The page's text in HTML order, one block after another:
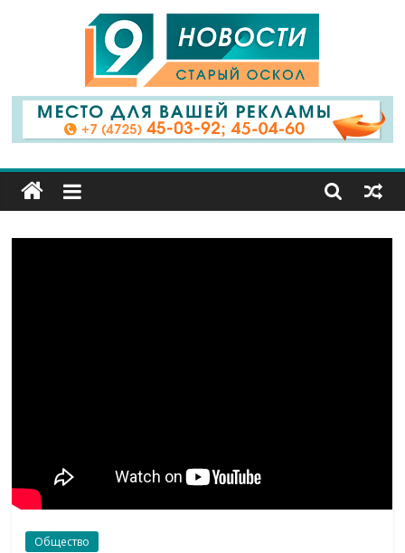
9
Канал
Старый
Общество